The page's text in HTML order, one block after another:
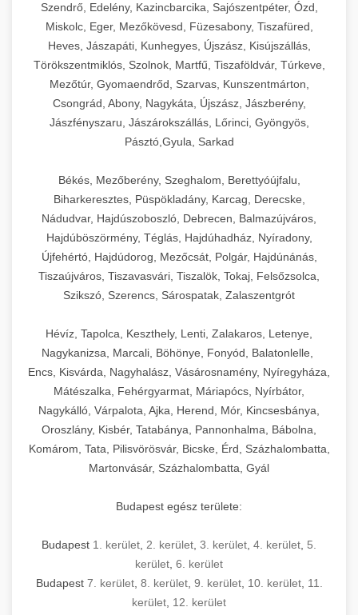
chef-iparikonyhagepek.hu
kereskedelmi sajtreszelő
Teljes körű nagykonyhai berendezések és
professzionális vendéglátóipari kellékek.
Minden, ami szükséges éttermi és catering
műveletekhez.
chef-iparikonyhagepek.hu
kereskedelmi konyhai megoldások
Szendrő, Edelény, Kazincbarcika, Sajószentpéter, Ózd,
Miskolc, Eger, Mezőkövesd, Füzesabony, Tiszafüred,
Heves, Jászapáti, Kunhegyes, Újszász, Kisújszállás,
Törökszentmiklós, Szolnok, Martfű, Tiszaföldvár, Túrkeve,
Mezőtúr, Gyomaendrőd, Szarvas, Kunszentmárton,
Csongrád, Abony, Nagykáta, Újszász, Jászberény,
Jászfényszaru, Jászárokszállás, Lőrinci, Gyöngyös,
Pásztó,Gyula, Sarkad
Békés, Mezőberény, Szeghalom, Berettyóújfalu,
Biharkeresztes, Püspökladány, Karcag, Derecske,
Nádudvar, Hajdúszoboszló, Debrecen, Balmazújváros,
Hajdúböszörmény, Téglás, Hajdúhadház, Nyíradony,
Újfehértó, Hajdúdorog, Mezőcsát, Polgár, Hajdúnánás,
Tiszaújváros, Tiszavasvári, Tiszalök, Tokaj, Felsőzsolca,
Szikszó, Szerencs, Sárospatak, Zalaszentgrót
Hévíz, Tapolca, Keszthely, Lenti, Zalakaros, Letenye,
Nagykanizsa, Marcali, Böhönye, Fonyód, Balatonlelle,
Encs, Kisvárda, Nagyhalász, Vásárosnamény, Nyíregyháza,
Mátészalka, Fehérgyarmat, Máriapócs, Nyírbátor,
Nagykálló, Várpalota, Ajka, Herend, Mór, Kincsesbánya,
Oroszlány, Kisbér, Tatabánya, Pannonhalma, Bábolna,
Komárom, Tata, Pilisvörösvár, Bicske, Érd, Százhalombatta,
Martonvásár, Százhalombatta, Gyál
Budapest egész területe:
Budapest 1. kerület 2. kerület 3. kerület 4. kerület 5.
kerület 6. kerület
Budapest 7. kerület, 8. kerület, 9. kerület, 10. kerület, 11.
kerület 12. kerület